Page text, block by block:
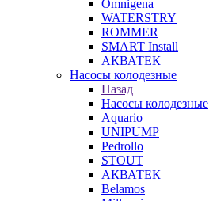
Omnigena
WATERSTRY
ROMMER
SMART Install
АКВАТЕК
Насосы колодезные
Назад
Насосы колодезные
Aquario
UNIPUMP
Pedrollo
STOUT
АКВАТЕК
Belamos